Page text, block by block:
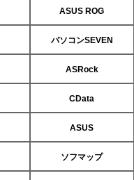
ASUS ROG
パソコンSEVEN
ASRock
CData
ASUS
ソフマップ